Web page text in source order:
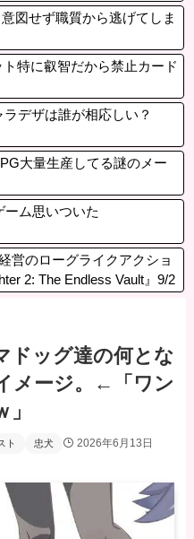
意図せず職質から逃げてしま
ト特に叡智だから禁止カード
デザは誰が相応しい？
大量生産してる謎のメー
ム思いついた
営のローグライクアクショ
2: The Endless Vault』9/2
ドッグ達の何とな
メージ。←「ワン
ト 忠犬 2026年6月13日